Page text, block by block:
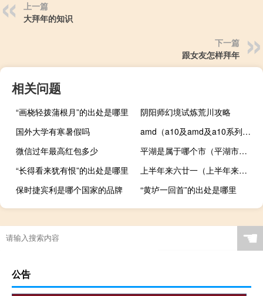
上一篇
大拜年的知识
下一篇
跟女友怎样拜年
相关问题
“画桡轻拨蒲根月”的出处是哪里
阴阳师幻境试炼荒川攻略
国外大学有寒暑假吗
amd（a10及amd及a10系列有哪些）
微信过年最高红包多少
平湖是属于哪个市（平湖市属于哪个市）
“长得看来犹有恨”的出处是哪里
上半年来六廿一（上半年来六廿一下半年是八廿三什么意思）
保时捷宾利是哪个国家的品牌
“黄垆一回首”的出处是哪里
☚
公告